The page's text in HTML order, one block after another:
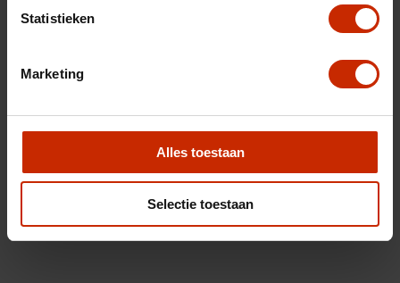
Statistieken
Marketing
Alles toestaan
Selectie toestaan